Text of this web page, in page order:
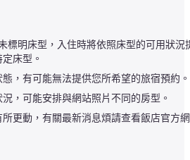
標明床型，入住時將依照床型的可用狀況
床型。
，有可能無法提供您所希望的旅宿預約。
，可能安排與網站照片不同的房型。
更動，有關最新消息煩請查看飯店官方網